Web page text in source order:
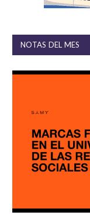
NOTAS DEL MES